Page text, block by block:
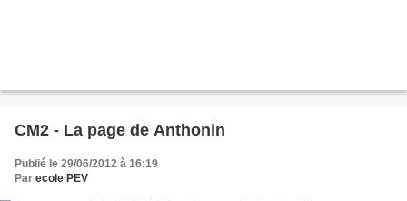
CM2 - La page de Anthonin
Publié le 29/06/2012 à 16:19
Par ecole PEV